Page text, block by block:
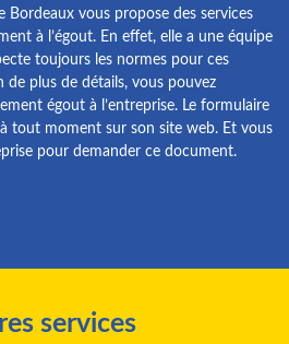
Bordeaux vous propose des services
à l’égout. En effet, elle a une équipe
toujours les normes pour ces
de plus de détails, vous pouvez
égout à l’entreprise. Le formulaire
tout moment sur son site web. Et vous
pour demander ce document.
services